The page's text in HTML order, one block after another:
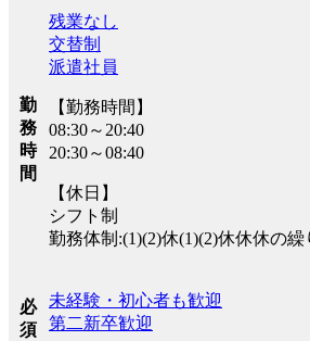
勤
務
時
間
残業なし
交替制
派遣社員
【勤務時間】
08:30～20:40
20:30～08:40
【休日】
シフト制
勤務体制:(1)(2)休(1)(2)休休休の繰
必
須
未経験・初心者も歓迎
第二新卒歓迎